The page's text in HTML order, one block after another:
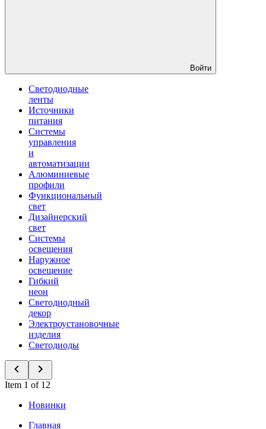
Войти
Светодиодные
ленты
Источники
питания
Системы
управления
и
автоматизации
Алюминиевые
профили
Функциональный
свет
Дизайнерский
свет
Системы
освещения
Наружное
освещение
Гибкий
неон
Светодиодный
декор
Электроустановочные
изделия
Светодиоды
Item 1 of 12
Новинки
Главная